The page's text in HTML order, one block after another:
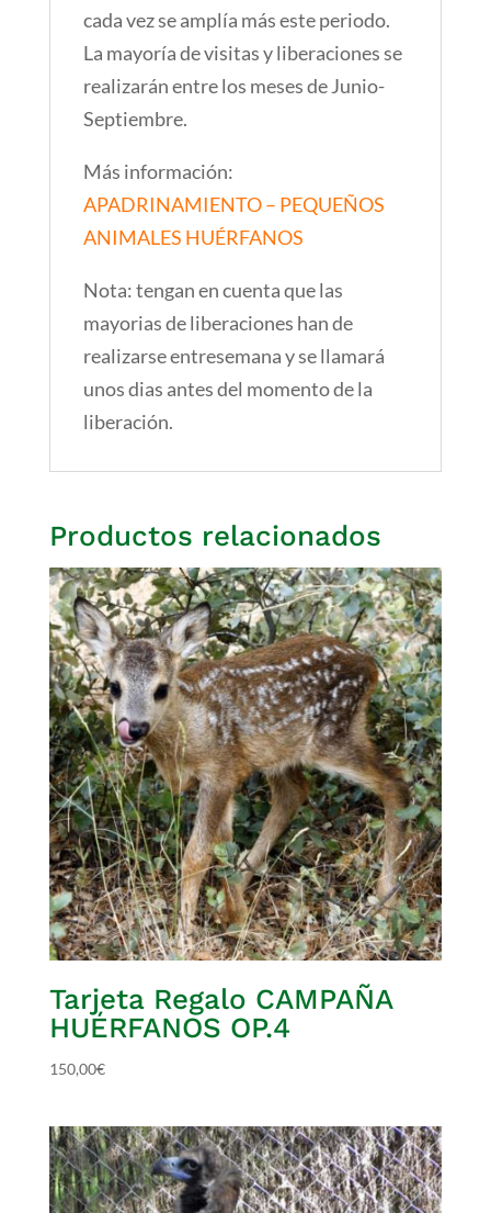
cada vez se amplía más este periodo.
La mayoría de visitas y liberaciones se
realizarán entre los meses de Junio-
Septiembre.
Más información:
APADRINAMIENTO – PEQUEÑOS
ANIMALES HUÉRFANOS
Nota: tengan en cuenta que las
mayorias de liberaciones han de
realizarse entresemana y se llamará
unos dias antes del momento de la
liberación.
Productos relacionados
Tarjeta Regalo CAMPAÑA
HUÉRFANOS OP.4
150,00€